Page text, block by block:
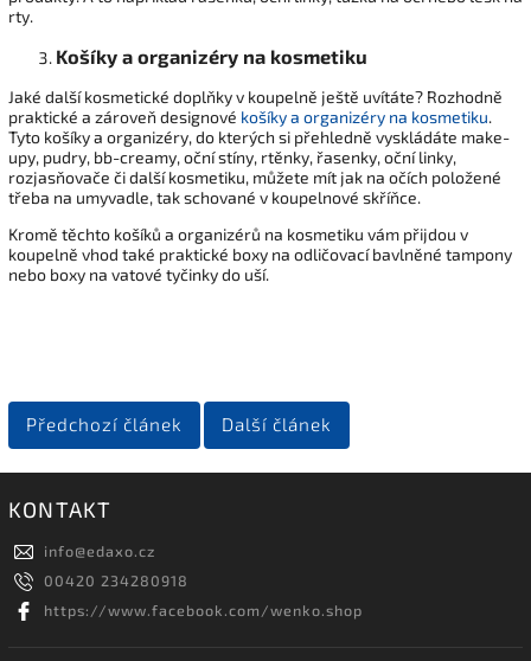
rty.
Košíky a organizéry na kosmetiku
Jaké další kosmetické doplňky v koupelně ještě uvítáte? Rozhodně
praktické a zároveň designové košíky a organizéry na kosmetiku.
Tyto košíky a organizéry, do kterých si přehledně vyskládáte make-
upy, pudry, bb-creamy, oční stíny, rtěnky, řasenky, oční linky,
rozjasňovače či další kosmetiku, můžete mít jak na očích položené
třeba na umyvadle, tak schované v koupelnové skříňce.
Kromě těchto košíků a organizérů na kosmetiku vám přijdou v
koupelně vhod také praktické boxy na odličovací bavlněné tampony
nebo boxy na vatové tyčinky do uší.
Předchozí článek Další článek
KONTAKT
info@edaxo.cz
00420 234280918
https://www.facebook.com/wenko.shop